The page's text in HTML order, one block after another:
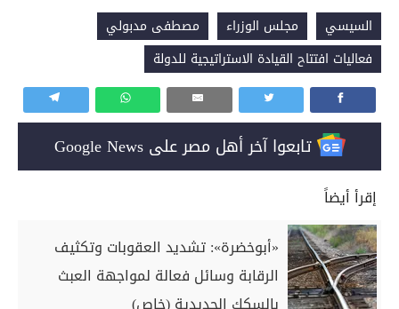
السيسي مجلس الوزراء
مصطفى مدبولي
فعاليات افتتاح القيادة الاستراتيجية للدولة
تابعوا آخر أهل مصر على Google News
إقرأ أيضاً
«أبوخضرة»: تشديد العقوبات وتكثيف
الرقابة وسائل فعالة لمواجهة العبث